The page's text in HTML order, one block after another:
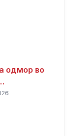
одмор во